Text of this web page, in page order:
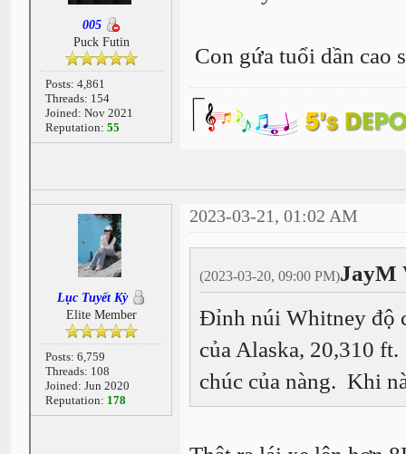
005
Puck Futin
Posts: 4,861
Threads: 154
Joined: Nov 2021
Reputation: 55
Con gứa tuổi dần cao
Lục Tuyết Kỳ
Elite Member
Posts: 6,759
Threads: 108
Joined: Jun 2020
Reputation: 178
2023-03-21, 01:02 AM
(2023-03-20, 09:00 PM)JayM
Đỉnh núi Whitney độ
của Alaska, 20,310
chúc của nàng. Khi